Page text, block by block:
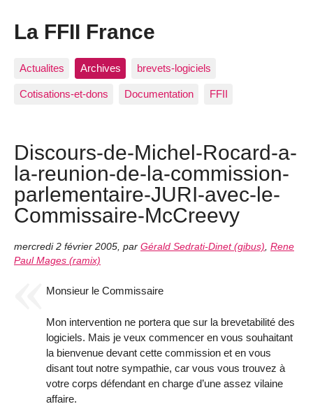
La FFII France
Actualites Archives brevets-logiciels
Cotisations-et-dons Documentation FFII
Discours-de-Michel-Rocard-a-
la-reunion-de-la-commission-
parlementaire-JURI-avec-le-
Commissaire-McCreevy
mercredi 2 février 2005 par Gérald Sedrati-Dinet (gibus) Rene
Paul Mages (ramix)
Monsieur le Commissaire
Mon intervention ne portera que sur la brevetabilité des
logiciels. Mais je veux commencer en vous souhaitant
la bienvenue devant cette commission et en vous
disant tout notre sympathie, car vous vous trouvez à
votre corps défendant en charge d’une assez vilaine
affaire.